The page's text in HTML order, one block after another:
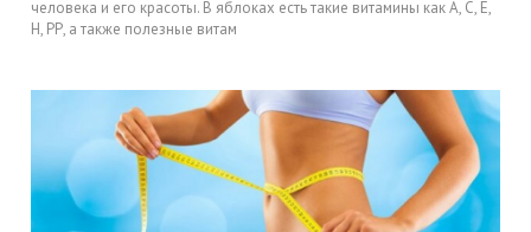
человека и его красоты. В яблоках есть такие витамины как А, С, Е,
Н, РР, а также полезные витам